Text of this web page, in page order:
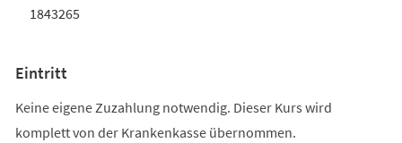
1843265
Eintritt
Keine eigene Zuzahlung notwendig. Dieser Kurs wird
komplett von der Krankenkasse übernommen.